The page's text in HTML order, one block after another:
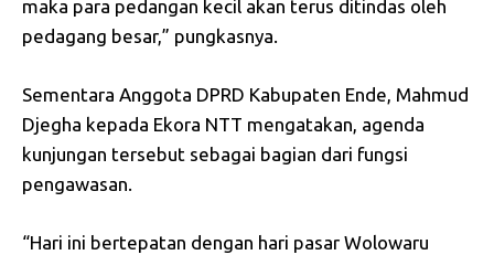
maka para pedangan kecil akan terus ditindas oleh
pedagang besar,” pungkasnya.
Sementara Anggota DPRD Kabupaten Ende, Mahmud
Djegha kepada Ekora NTT mengatakan, agenda
kunjungan tersebut sebagai bagian dari fungsi
pengawasan.
“Hari ini bertepatan dengan hari pasar Wolowaru